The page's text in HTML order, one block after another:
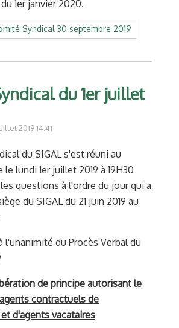
1er janvier 2020.
Syndical 30 septembre 2019
du 1er juillet
2019 14:41
du SIGAL s'est réuni au
lundi 1er juillet 2019 à 19H30
questions à l'ordre du jour qui a
du SIGAL du 21 juin 2019 au
l'unanimité du Procès Verbal du
de principe autorisant le
contractuels de
d'agents vacataires